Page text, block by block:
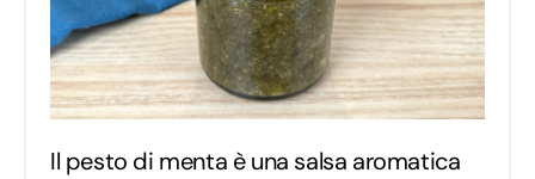
Il pesto di menta è una salsa aromatica